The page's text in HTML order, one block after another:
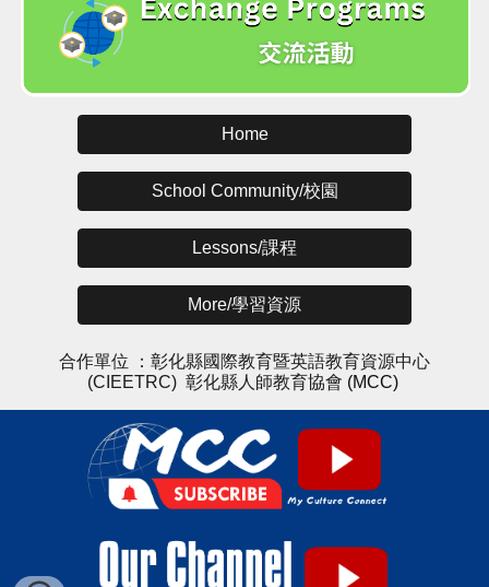
Home
School Community/校園
Lessons/課程
More/學習資源
合作單位 ： 彰化縣國際教育暨英語教育資源中心
(CIEETRC) 彰化縣人師教育協會 (MCC)